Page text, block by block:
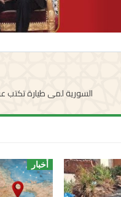
السورية لمى طيارة
أخبار